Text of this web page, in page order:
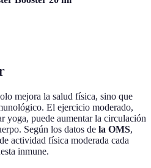
mejora la salud física, sino que
El ejercicio moderado,
yoga, puede aumentar la circulación
Según los datos de la OMS,
actividad física moderada cada
inmune.